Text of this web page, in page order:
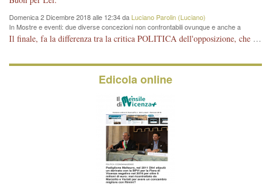
Domenica 2 Dicembre 2018 alle 12:34 da Luciano Parolin (Luciano)
In Mostre e eventi: due diverse concezioni non confrontabili ovunque e anche a
Vicenza
Il finale, fa la differenza tra la critica POLITICA dell'opposizione, che ha perso le elezioni ed è minoranza e non trova altri argomenti per politicizzare sul sito qua o là ? La critica d'arte invece è un'altra cosa che lascio agli altri. Per ora mi basta la lezione magistrale del prof. Giulianati.
Edicola online